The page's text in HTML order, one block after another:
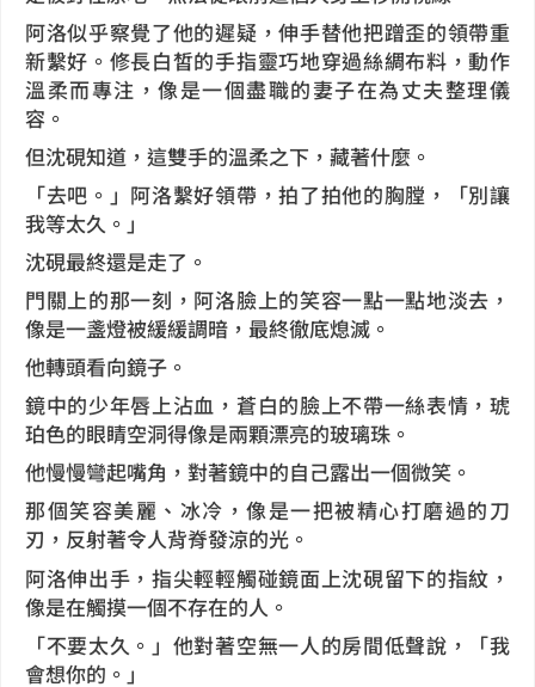
阿洛似乎察覺了他的遲疑，伸手替他把蹭歪的領帶重
新繫好。修長白皙的手指靈巧地穿過絲綢布料，動作
溫柔而專注，像是一個盡職的妻子在為丈夫整理儀
容。
但沈硯知道，這雙手的溫柔之下，藏著什麼。
「去吧。」阿洛繫好領帶，拍了拍他的胸膛，「別讓
我等太久。」
沈硯最終還是走了。
門關上的那一刻，阿洛臉上的笑容一點一點地淡去，
像是一盞燈被緩緩調暗，最終徹底熄滅。
他轉頭看向鏡子。
鏡中的少年唇上沾血，蒼白的臉上不帶一絲表情，琥
珀色的眼睛空洞得像是兩顆漂亮的玻璃珠。
他慢慢彎起嘴角，對著鏡中的自己露出一個微笑。
那個笑容美麗、冰冷，像是一把被精心打磨過的刀
刃，反射著令人背脊發涼的光。
阿洛伸出手，指尖輕輕觸碰鏡面上沈硯留下的指紋，
像是在觸摸一個不存在的人。
「不要太久。」他對著空無一人的房間低聲說，「我
會想你的。」